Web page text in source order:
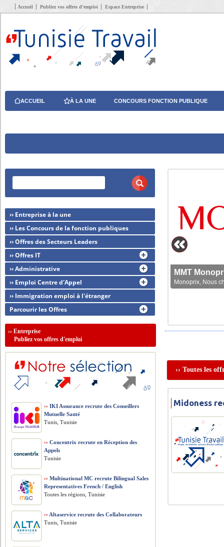
Accueil Publiez vos offres d’emploi Espace Entreprise
ACCUEIL À LA UNE CONCOURS FONCTION PUBLIQUE
MMT
Monoprix, Nous
›› Toutes les
Midoness
›› Entreprise à la une
›› Les Concours de la fonction publiques
›› Offres des Secteurs Leaders
›› Offres IT
›› Administrative
›› Emploi Centre d'Appel
›› Immigration emploi à l'étranger
Parcourir les Offres
››Entreprise
Publiez vos offres d'emploi
›› IKI Assurance recrute des Conseillers
Mutuelle Santé
Tunis, Tunisie
›› Concentrix recrute en Réception des
Appels
Tunisie
›› Multinational MC recrute Bilingual Sales
Representatives French / English
Toutes les régions, Tunisie
›› Altaservice recrute des Collaborateurs
Tunis, Tunisie